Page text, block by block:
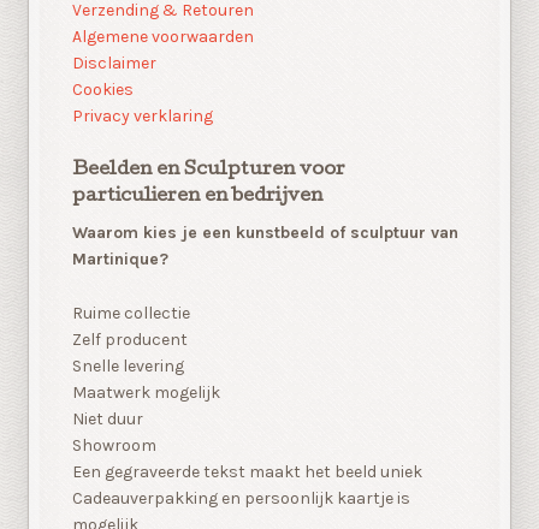
Verzending & Retouren
Algemene voorwaarden
Disclaimer
Cookies
Privacy verklaring
Beelden en Sculpturen voor
particulieren en bedrijven
Waarom kies je een kunstbeeld of sculptuur van
Martinique?
Ruime collectie
Zelf producent
Snelle levering
Maatwerk mogelijk
Niet duur
Showroom
Een gegraveerde tekst maakt het beeld uniek
Cadeauverpakking en persoonlijk kaartje is
mogelijk